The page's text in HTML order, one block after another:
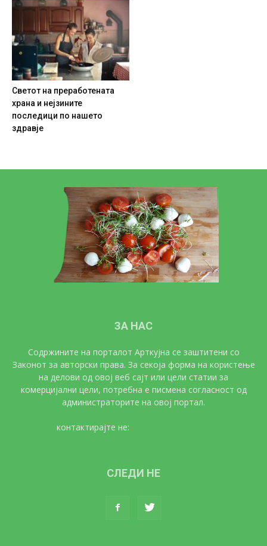
Светот на преработената
храна и нејзините
последици по нашето
здравје
ЗА НАС
Содржините на порталот Арткујна се заштитени со
Законот за авторски права. За секоја форма на користење
на делови од овој веб сајт или цели статии за
комерцијални цели, потребна е писмена согласност од
администраторите на овој портал.
контактирајте не:
СЛЕДИ НЕ